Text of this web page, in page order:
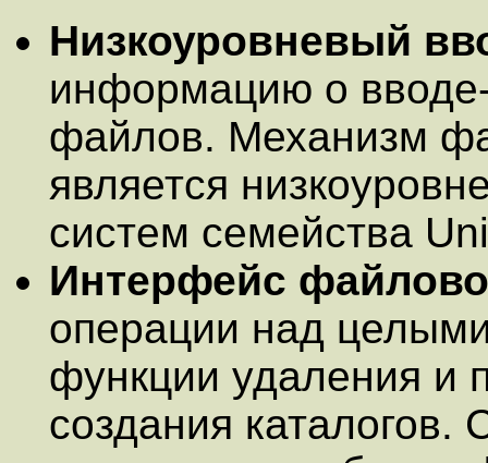
Низкоуровневый
информацию о
файлов. Механизм
является
систем семейства
Интерфейс
операции над
функции удаления и
создания